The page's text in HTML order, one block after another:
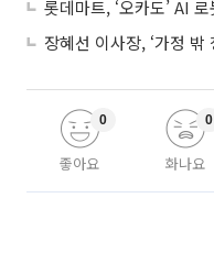
좋아요
0
화나요
0